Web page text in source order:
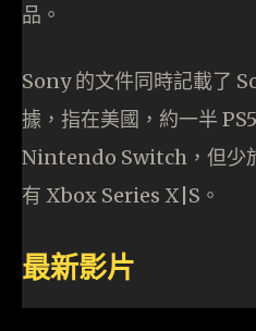
品。
Sony 的文件同時記載了
據，指在美國，約一半
Nintendo Switch，但少
有 Xbox Series X|S。
最新影片